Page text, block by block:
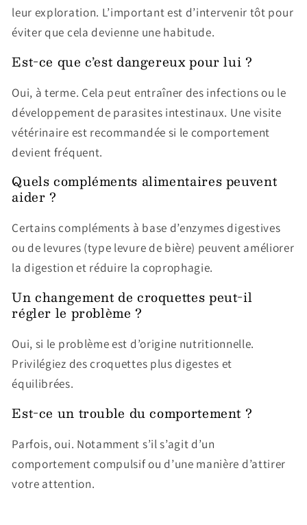
leur exploration. L’important est d’intervenir tôt pour
éviter que cela devienne une habitude.
Est-ce que c’est dangereux pour lui ?
Oui, à terme. Cela peut entraîner des infections ou le
développement de parasites intestinaux. Une visite
vétérinaire est recommandée si le comportement
devient fréquent.
Quels compléments alimentaires peuvent
aider ?
Certains compléments à base d’enzymes digestives
ou de levures (type levure de bière) peuvent améliorer
la digestion et réduire la coprophagie.
Un changement de croquettes peut-il
régler le problème ?
Oui, si le problème est d’origine nutritionnelle.
Privilégiez des croquettes plus digestes et
équilibrées.
Est-ce un trouble du comportement ?
Parfois, oui. Notamment s’il s’agit d’un
comportement compulsif ou d’une manière d’attirer
votre attention.